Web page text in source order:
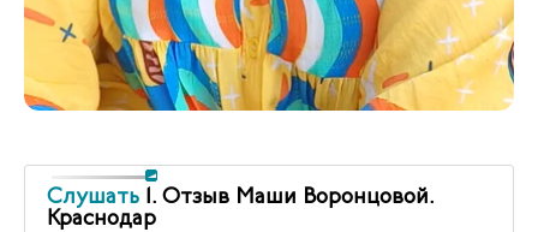
Слушать 1. Отзыв Маши Воронцовой.
Краснодар